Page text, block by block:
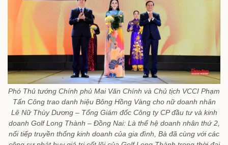
Phó Thủ tướng Chính phủ Mai Văn Chính và Chủ tịch VCCI Phạm
Tấn Công trao danh hiệu Bông Hồng Vàng cho nữ doanh nhân
Lê Nữ Thùy Dương – Tổng Giám đốc Công ty CP đầu tư và kinh
doanh Golf Long Thành – Đồng Nai: Là thế hệ doanh nhân thứ 2,
nối tiếp truyền thống kinh doanh của gia đình, Bà đã cùng với các